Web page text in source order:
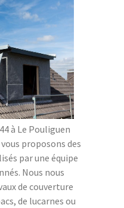
à Le Pouliguen
proposons des
par une équipe
Nous nous
de couverture
de lucarnes ou